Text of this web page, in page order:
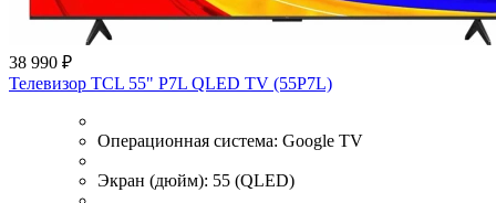
38 990 ₽
Телевизор TCL 55" P7L QLED TV (55P7L)
Операционная система: Google TV
Экран (дюйм): 55 (QLED)